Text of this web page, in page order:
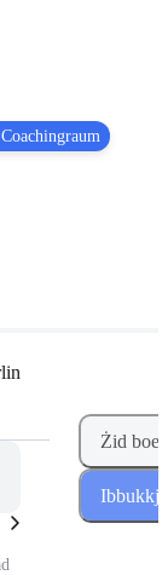
Żid